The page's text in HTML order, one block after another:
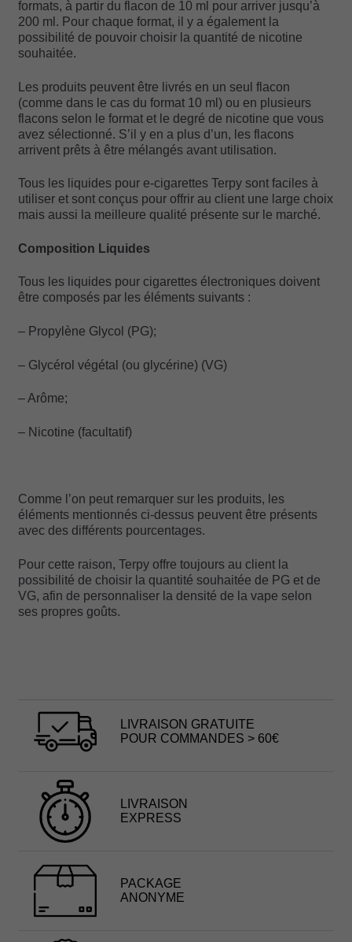
formats, à partir du flacon de 10 ml pour arriver jusqu’à
200 ml. Pour chaque format, il y a également la
possibilité de pouvoir choisir la quantité de nicotine
souhaitée.
Les produits peuvent être livrés en un seul flacon
(comme dans le cas du format 10 ml) ou en plusieurs
flacons selon le format et le degré de nicotine que vous
avez sélectionné. S’il y en a plus d’un, les flacons
arrivent prêts à être mélangés avant utilisation.
Tous les liquides pour e-cigarettes Terpy sont faciles à
utiliser et sont conçus pour offrir au client une large choix
mais aussi la meilleure qualité présente sur le marché.
Composition Liquides
Tous les liquides pour cigarettes électroniques doivent
être composés par les éléments suivants :
– Propylène Glycol (PG);
– Glycérol végétal (ou glycérine) (VG)
– Arôme;
– Nicotine (facultatif)
Comme l’on peut remarquer sur les produits, les
éléments mentionnés ci-dessus peuvent être présents
avec des différents pourcentages.
Pour cette raison, Terpy offre toujours au client la
possibilité de choisir la quantité souhaitée de PG et de
VG, afin de personnaliser la densité de la vape selon
ses propres goûts.
LIVRAISON GRATUITE
POUR COMMANDES > 60€
LIVRAISON
EXPRESS
PACKAGE
ANONYME